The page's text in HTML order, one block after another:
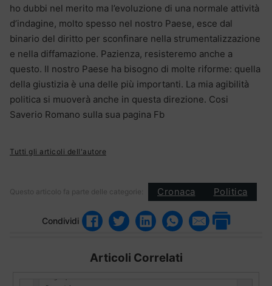
ho dubbi nel merito ma l’evoluzione di una normale attività
d’indagine, molto spesso nel nostro Paese, esce dal
binario del diritto per sconfinare nella strumentalizzazione
e nella diffamazione. Pazienza, resisteremo anche a
questo. Il nostro Paese ha bisogno di molte riforme: quella
della giustizia è una delle più importanti. La mia agibilità
politica si muoverà anche in questa direzione. Cosi
Saverio Romano sulla sua pagina Fb
Tutti gli articoli dell'autore
Questo articolo fa parte delle categorie: Cronaca Politica
Condividi
Articoli Correlati